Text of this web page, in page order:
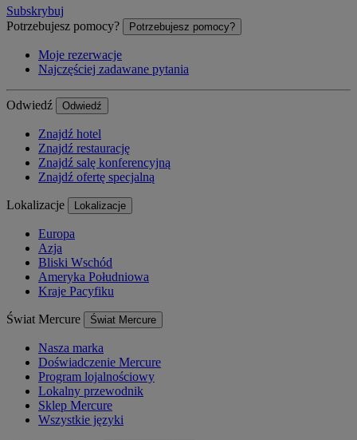
Subskrybuj
Potrzebujesz pomocy?
Potrzebujesz pomocy?
Moje rezerwacje
Najczęściej zadawane pytania
Odwiedź Odwiedź
Znajdź hotel
Znajdź restaurację
Znajdź salę konferencyjną
Znajdź ofertę specjalną
Lokalizacje Lokalizacje
Europa
Azja
Bliski Wschód
Ameryka Południowa
Kraje Pacyfiku
Świat Mercure Świat Mercure
Nasza marka
Doświadczenie Mercure
Program lojalnościowy
Lokalny przewodnik
Sklep Mercure
Wszystkie języki